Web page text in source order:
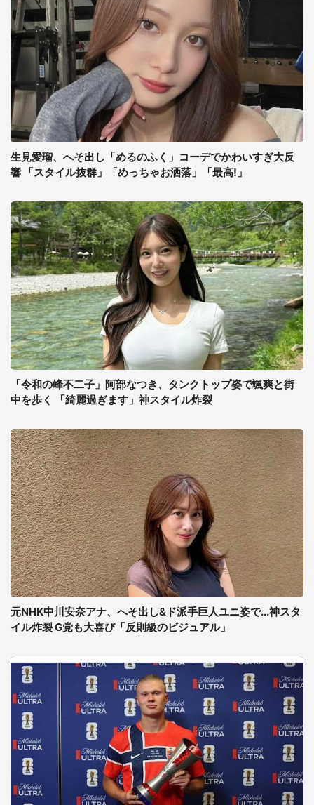
生見愛瑠、へそ出し「めるのふく」コーデでかわいすぎ大反
響 「スタイル抜群」「めっちゃお洒落」「最高!」
「令和の峰不二子」阿部なつき、タンクトップ姿で颯爽と街
中を歩く 「綺麗過ぎます」神スタイル炸裂
元NHK中川安奈アナ、へそ出し&ド派手巨人ユニ姿で...神スタ
イル炸裂 G党も大喜び「反則級のビジュアル」